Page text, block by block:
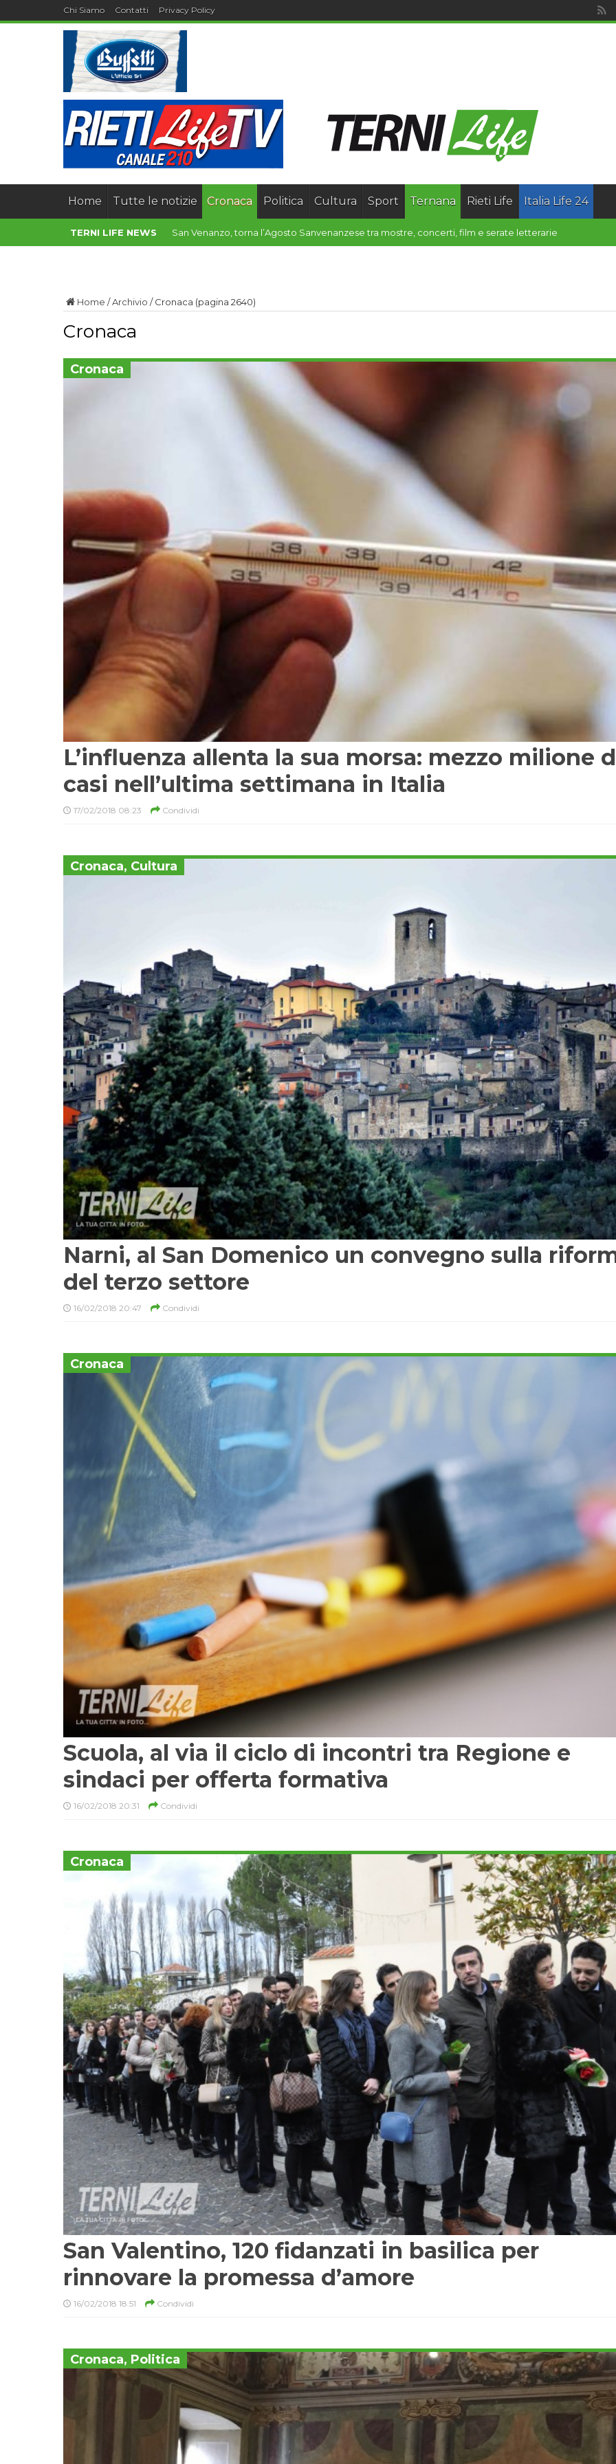
Chi Siamo Contatti Privacy Policy
Home Tutte le notizie Cronaca Politica Cultura Sport Ternana Rieti Life Italia Life 24
TERNI LIFE NEWS Cascata delle Marmore, dalla Giunta regionale via libera al pro
Home /Archivio /Cronaca (pagina 2640)
Cronaca
Cronaca
L’influenza allenta la sua morsa: mezzo milione
casi nell’ultima settimana in Italia
17/02/2018 08:23 Condividi
Cronaca, Cultura
Narni, al San Domenico un convegno sulla
del terzo settore
16/02/2018 20:47 Condividi
Cronaca
Scuola, al via il ciclo di incontri tra Regione e
sindaci per offerta formativa
16/02/2018 20:31 Condividi
Cronaca
San Valentino, 120 fidanzati in basilica per
rinnovare la promessa d’amore
16/02/2018 18:51 Condividi
Cronaca, Politica